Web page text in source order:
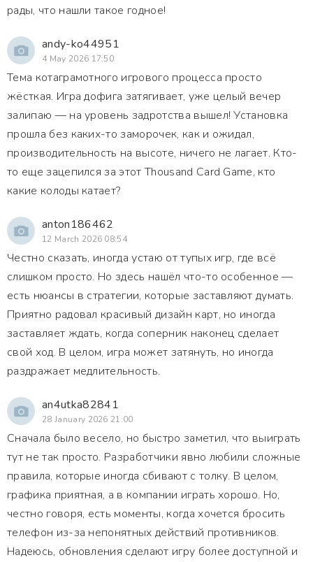
рады, что нашли такое годное!
andy-ko44951
4 May 2026 17:50
Тема котаграмотного игрового процесса просто
жëсткая. Игра дофига затягивает, уже целый вечер
залипаю — на уровень задротства вышел! Установка
прошла без каких-то заморочек, как и ожидал,
производительность на высоте, ничего не лагает. Кто-
то еще зацепился за этот Thousand Card Game, кто
какие колоды катает?
anton186462
12 March 2026 08:54
Честно сказать, иногда устаю от тупых игр, где всё
слишком просто. Но здесь нашёл что-то особенное —
есть нюансы в стратегии, которые заставляют думать.
Приятно радовал красивый дизайн карт, но иногда
заставляет ждать, когда соперник наконец сделает
свой ход. В целом, игра может затянуть, но иногда
раздражает медлительность.
an4utka82841
28 January 2026 21:00
Сначала было весело, но быстро заметил, что выиграть
тут не так просто. Разработчики явно любили сложные
правила, которые иногда сбивают с толку. В целом,
графика приятная, а в компании играть хорошо. Но,
честно говоря, есть моменты, когда хочется бросить
телефон из-за непонятных действий противников.
Надеюсь, обновления сделают игру более доступной и